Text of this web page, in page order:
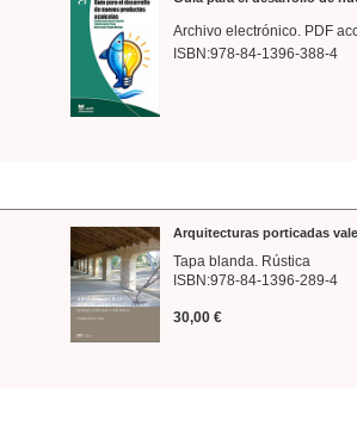
Archivo electrónico. PDF
ISBN:978-84-1396-388-4
Arquitecturas porticadas
Tapa blanda. Rústica
ISBN:978-84-1396-289-4
30,00 €